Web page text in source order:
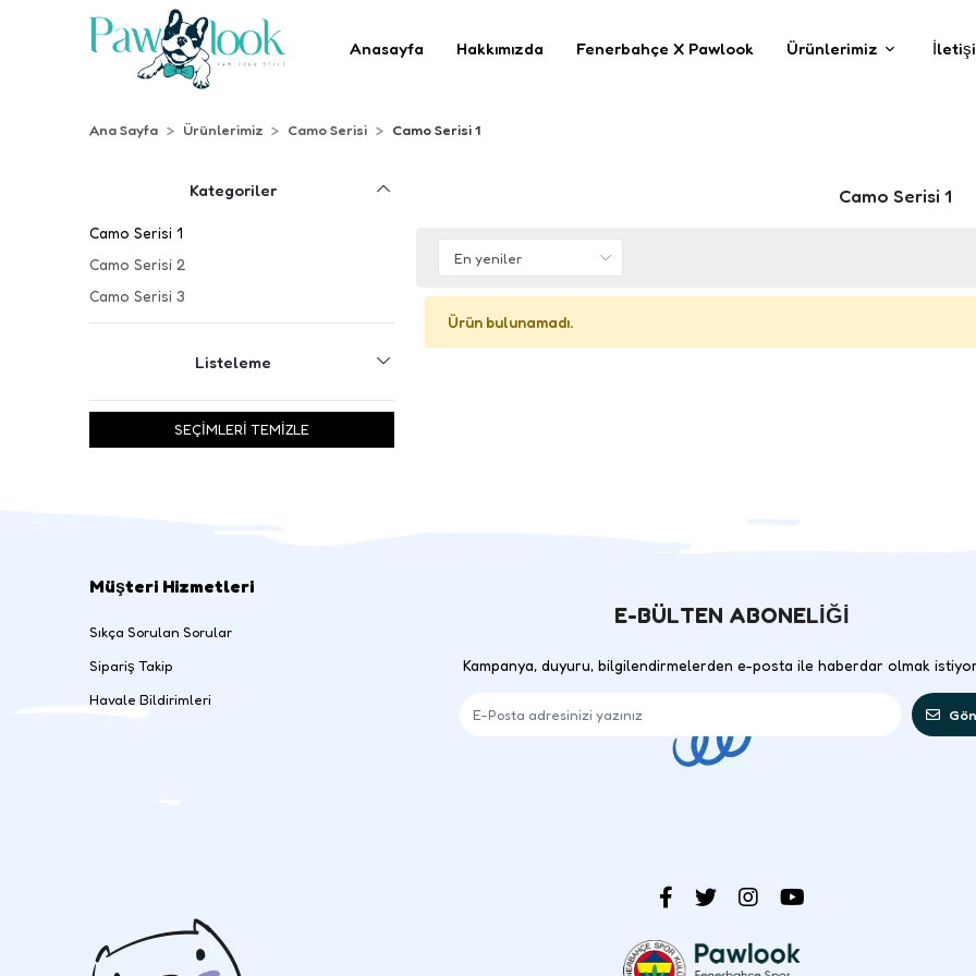
Anasayfa Hakkımızda Fenerbahçe X Pawlook Ürünlerimiz
Ana Sayfa Ürünlerimiz Camo Serisi Camo Serisi 1
Kategoriler
Camo Serisi 1
Camo Serisi 2
Camo Serisi 3
Listeleme
SEÇİMLERİ TEMİZLE
Camo Serisi 1
Ürün bulunamadı.
Müşteri Hizmetleri
Sıkça Sorulan Sorular
Sipariş Takip
Havale Bildirimleri
E-BÜLTEN ABONELİĞİ
Kampanya, duyuru, bilgilendirmelerden e-posta ile haberdar olmak